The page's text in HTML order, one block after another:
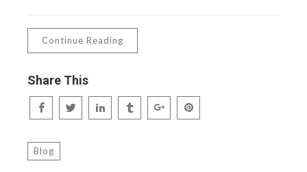
Continue Reading
Share This
Blog